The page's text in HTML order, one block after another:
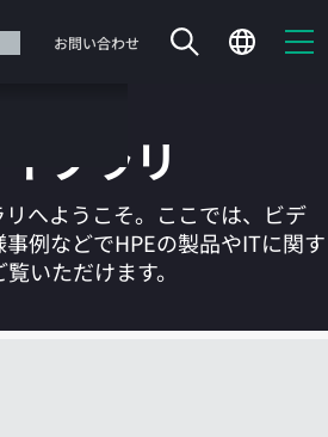
お問い合わせ
は空です
ブラリ
へようこそ。ここでは、ビデ
例などでHPEの製品やITに関す
いただけます。